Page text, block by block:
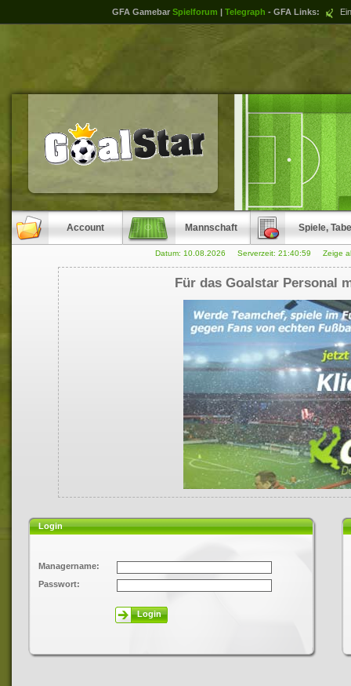
GFA Gamebar Spielforum | Telegraph - GFA Links:
Account Mannschaft Spiele,
Datum: 10.08.2026 Serverzeit: 21:40:59 Zeige
Für das Goalstar Personal
Login
Managername:
Passwort:
Login